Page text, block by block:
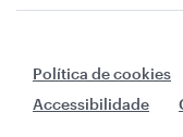
Política de cookies
Accessibilidade